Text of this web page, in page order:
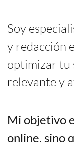
Soy
y redacción
optimizar tu
relevante y
Mi objetivo
online, sino